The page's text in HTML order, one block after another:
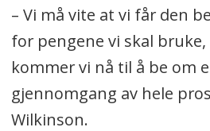
– Vi må vite at vi får den
for pengene vi skal
kommer vi nå til å be om
gjennomgang av hele
Wilkinson.